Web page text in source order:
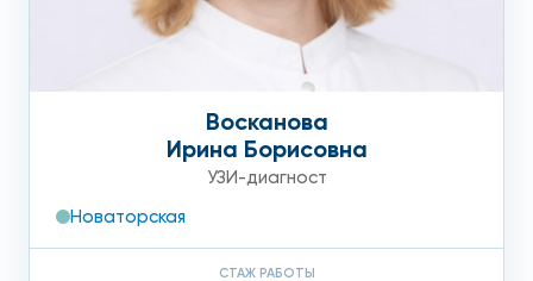
Восканова
Ирина Борисовна
УЗИ-диагност
Новаторская
СТАЖ РАБОТЫ